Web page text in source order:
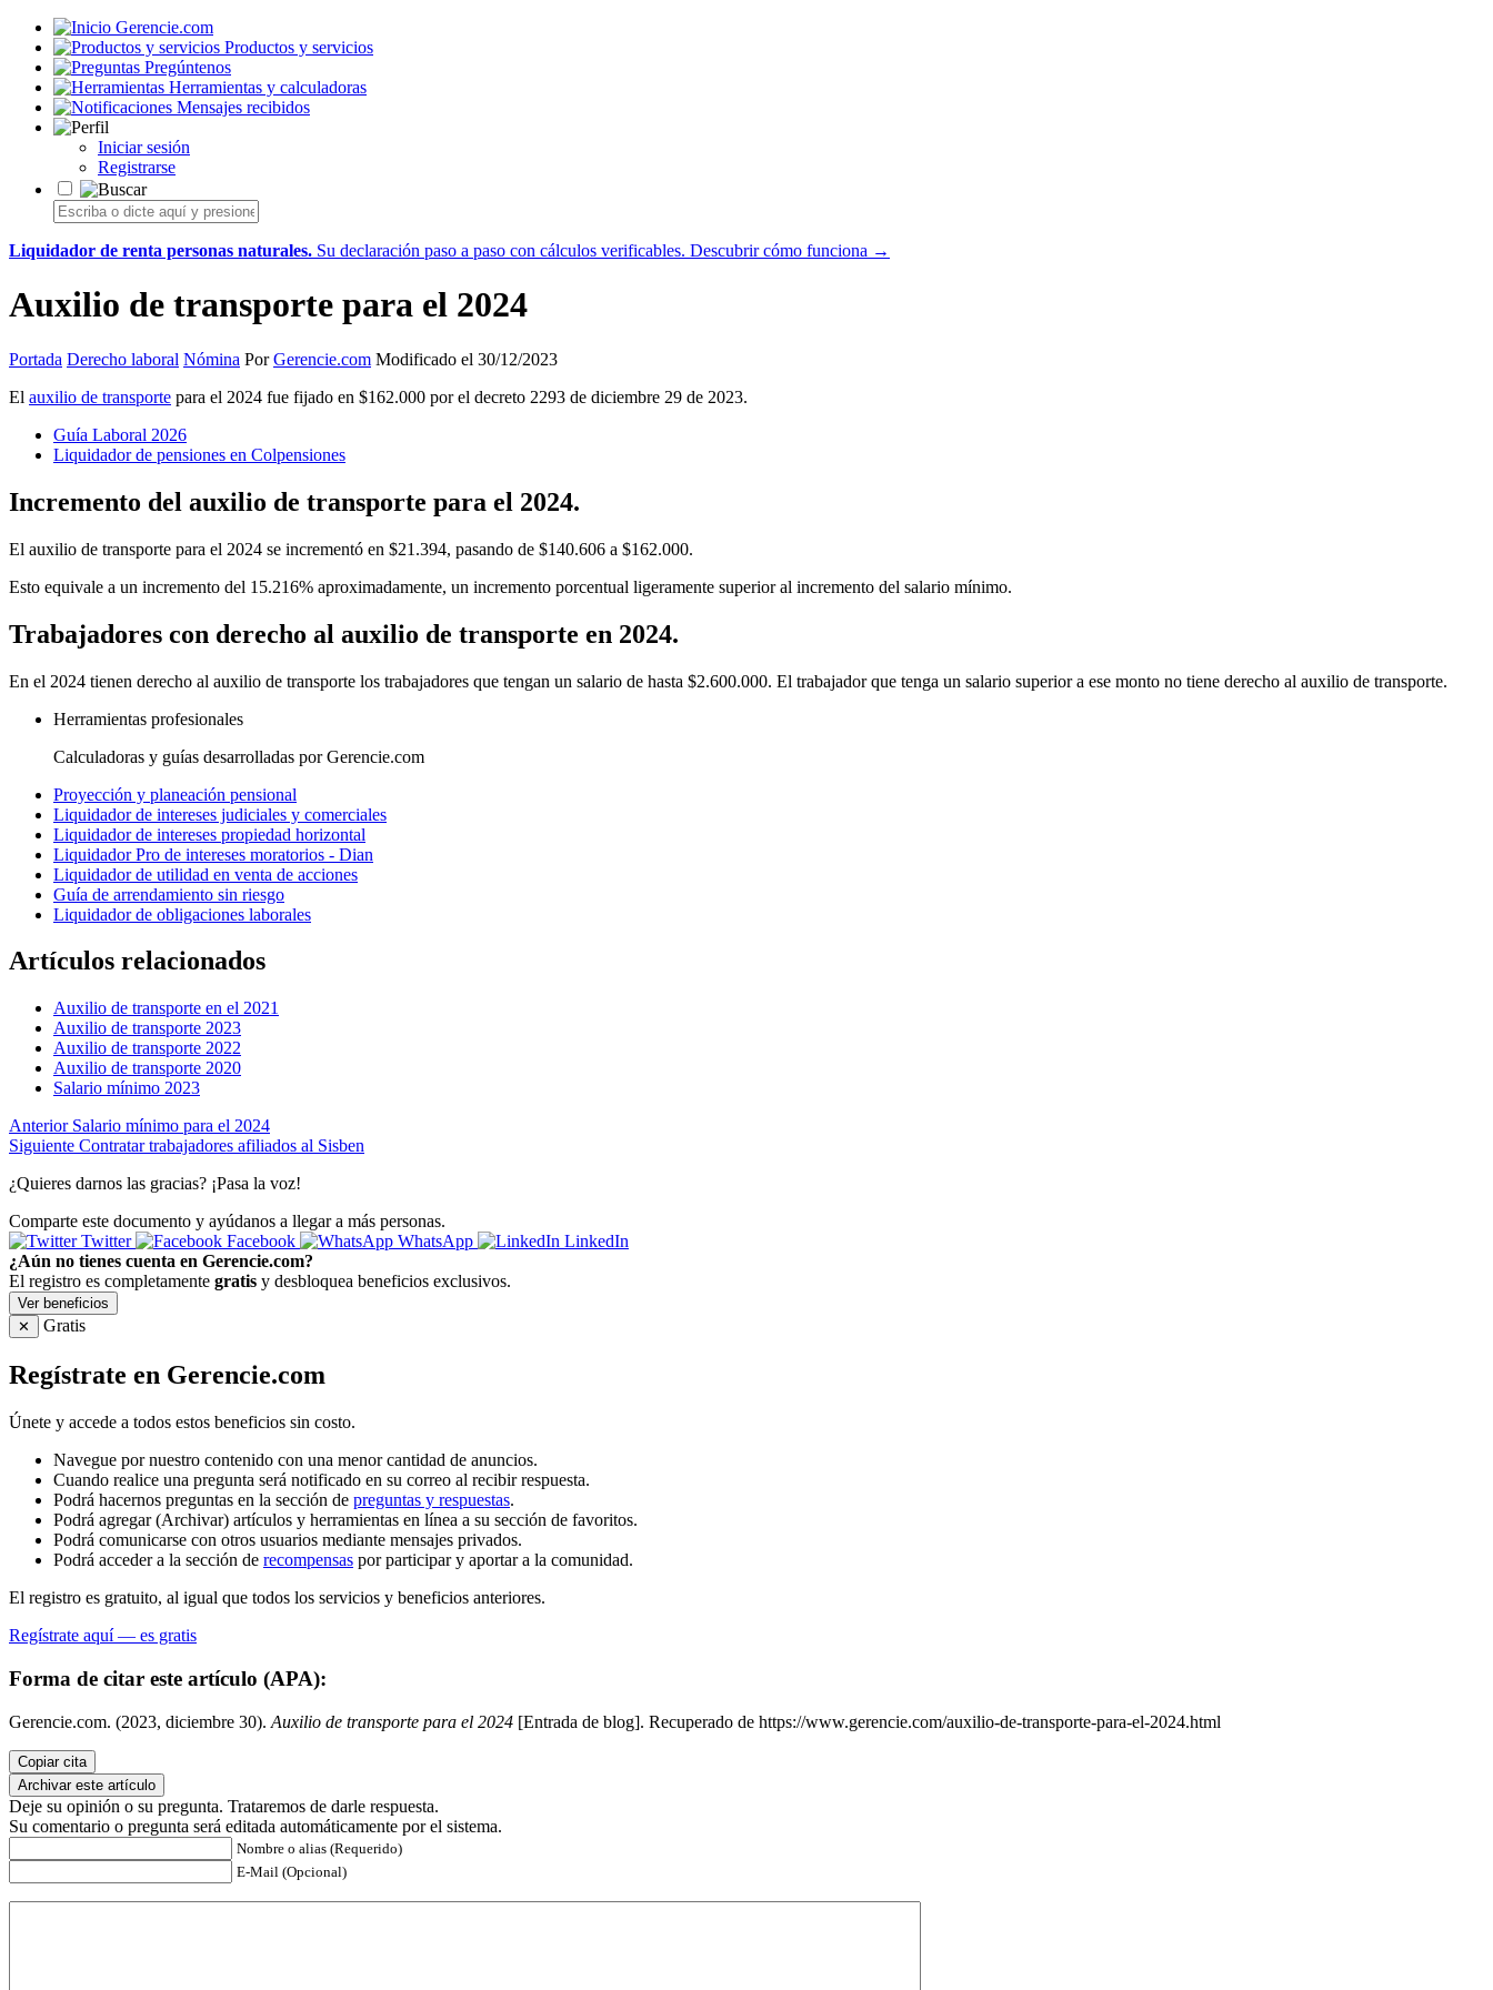
Gerencie.com
Productos y servicios
Pregúntenos
Herramientas y calculadoras
Mensajes recibidos
Iniciar sesión
Registrarse
Liquidador de renta personas naturales. Su declaración paso a paso con cálculos verificables. Descubrir cómo funciona →
Auxilio de transporte para el 2024
Portada Derecho laboral Nómina PorGerencie.com Modificado el 30/12/2023
El auxilio de transporte para el 2024 fue fijado en $162.000 por el decreto 2293 de diciembre 29 de 2023.
Guía Laboral 2026
Liquidador de pensiones en Colpensiones
Incremento del auxilio de transporte para el 2024.
El auxilio de transporte para el 2024 se incrementó en $21.394, pasando de $140.606 a $162.000.
Esto equivale a un incremento del 15.216% aproximadamente, un incremento porcentual ligeramente superior al incremento del salario mínimo.
Trabajadores con derecho al auxilio de transporte en 2024.
En el 2024 tienen derecho al auxilio de transporte los trabajadores que tengan un salario de hasta $2.600.000. El trabajador que tenga un salario superior a ese monto no tiene derecho al auxilio de transporte.
Herramientas profesionales
Calculadoras y guías desarrolladas por Gerencie.com
Proyección y planeación pensional
Liquidador de intereses judiciales y comerciales
Liquidador de intereses propiedad horizontal
Liquidador Pro de intereses moratorios - Dian
Liquidador de utilidad en venta de acciones
Guía de arrendamiento sin riesgo
Liquidador de obligaciones laborales
Artículos relacionados
Auxilio de transporte en el 2021
Auxilio de transporte 2023
Auxilio de transporte 2022
Auxilio de transporte 2020
Salario mínimo 2023
Anterior Salario mínimo para el 2024
Siguiente Contratar trabajadores afiliados al Sisben
¿Quieres darnos las gracias? ¡Pasa la voz!
Comparte este documento y ayúdanos a llegar a más personas.
Twitter
Facebook WhatsApp
LinkedIn
¿Aún no tienes cuenta en Gerencie.com?
El registro es completamente gratis y desbloquea beneficios exclusivos.
Ver beneficios
✕
Gratis
Regístrate en Gerencie.com
Únete y accede a todos estos beneficios sin costo.
Navegue por nuestro contenido con una menor cantidad de anuncios.
Cuando realice una pregunta será notificado en su correo al recibir respuesta.
Podrá hacernos preguntas en la sección de preguntas y respuestas.
Podrá agregar (Archivar) artículos y herramientas en línea a su sección de favoritos.
Podrá comunicarse con otros usuarios mediante mensajes privados.
Podrá acceder a la sección de recompensas por participar y aportar a la comunidad.
El registro es gratuito, al igual que todos los servicios y beneficios anteriores.
Regístrate aquí — es gratis
Forma de citar este artículo (APA):
Gerencie.com. (2023, diciembre 30). Auxilio de transporte para el 2024 [Entrada de blog]. Recuperado de https://www.gerencie.com/auxilio-de-transporte-para-el-2024.html
Copiar cita
Archivar este artículo
Deje su opinión o su pregunta. Trataremos de darle respuesta.
Su comentario o pregunta será editada automáticamente por el sistema.
Nombre o alias (Requerido)
E-Mail (Opcional)